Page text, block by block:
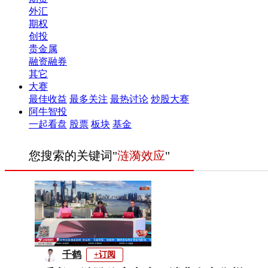
外汇
期权
创投
贵金属
融资融券
其它
大赛
最佳收益 最多关注 最热讨论 炒股大赛
阿牛智投
一起看盘 股票 板块 基金
您搜索的关键词"涟漪效应"
千鹤 +订阅